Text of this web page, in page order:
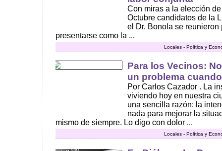
Con miras a la elección
Octubre candidatos de la
el Dr. Bonola se
presentarse como la ...
Locales - Política y
Para los Vecinos:
un problema
Por Carlos Cazador . La
viviendo hoy en nuestra
una sencilla razón: la
nada para mejorar la
mismo de siempre. Lo digo con dolor ...
Locales - Política y